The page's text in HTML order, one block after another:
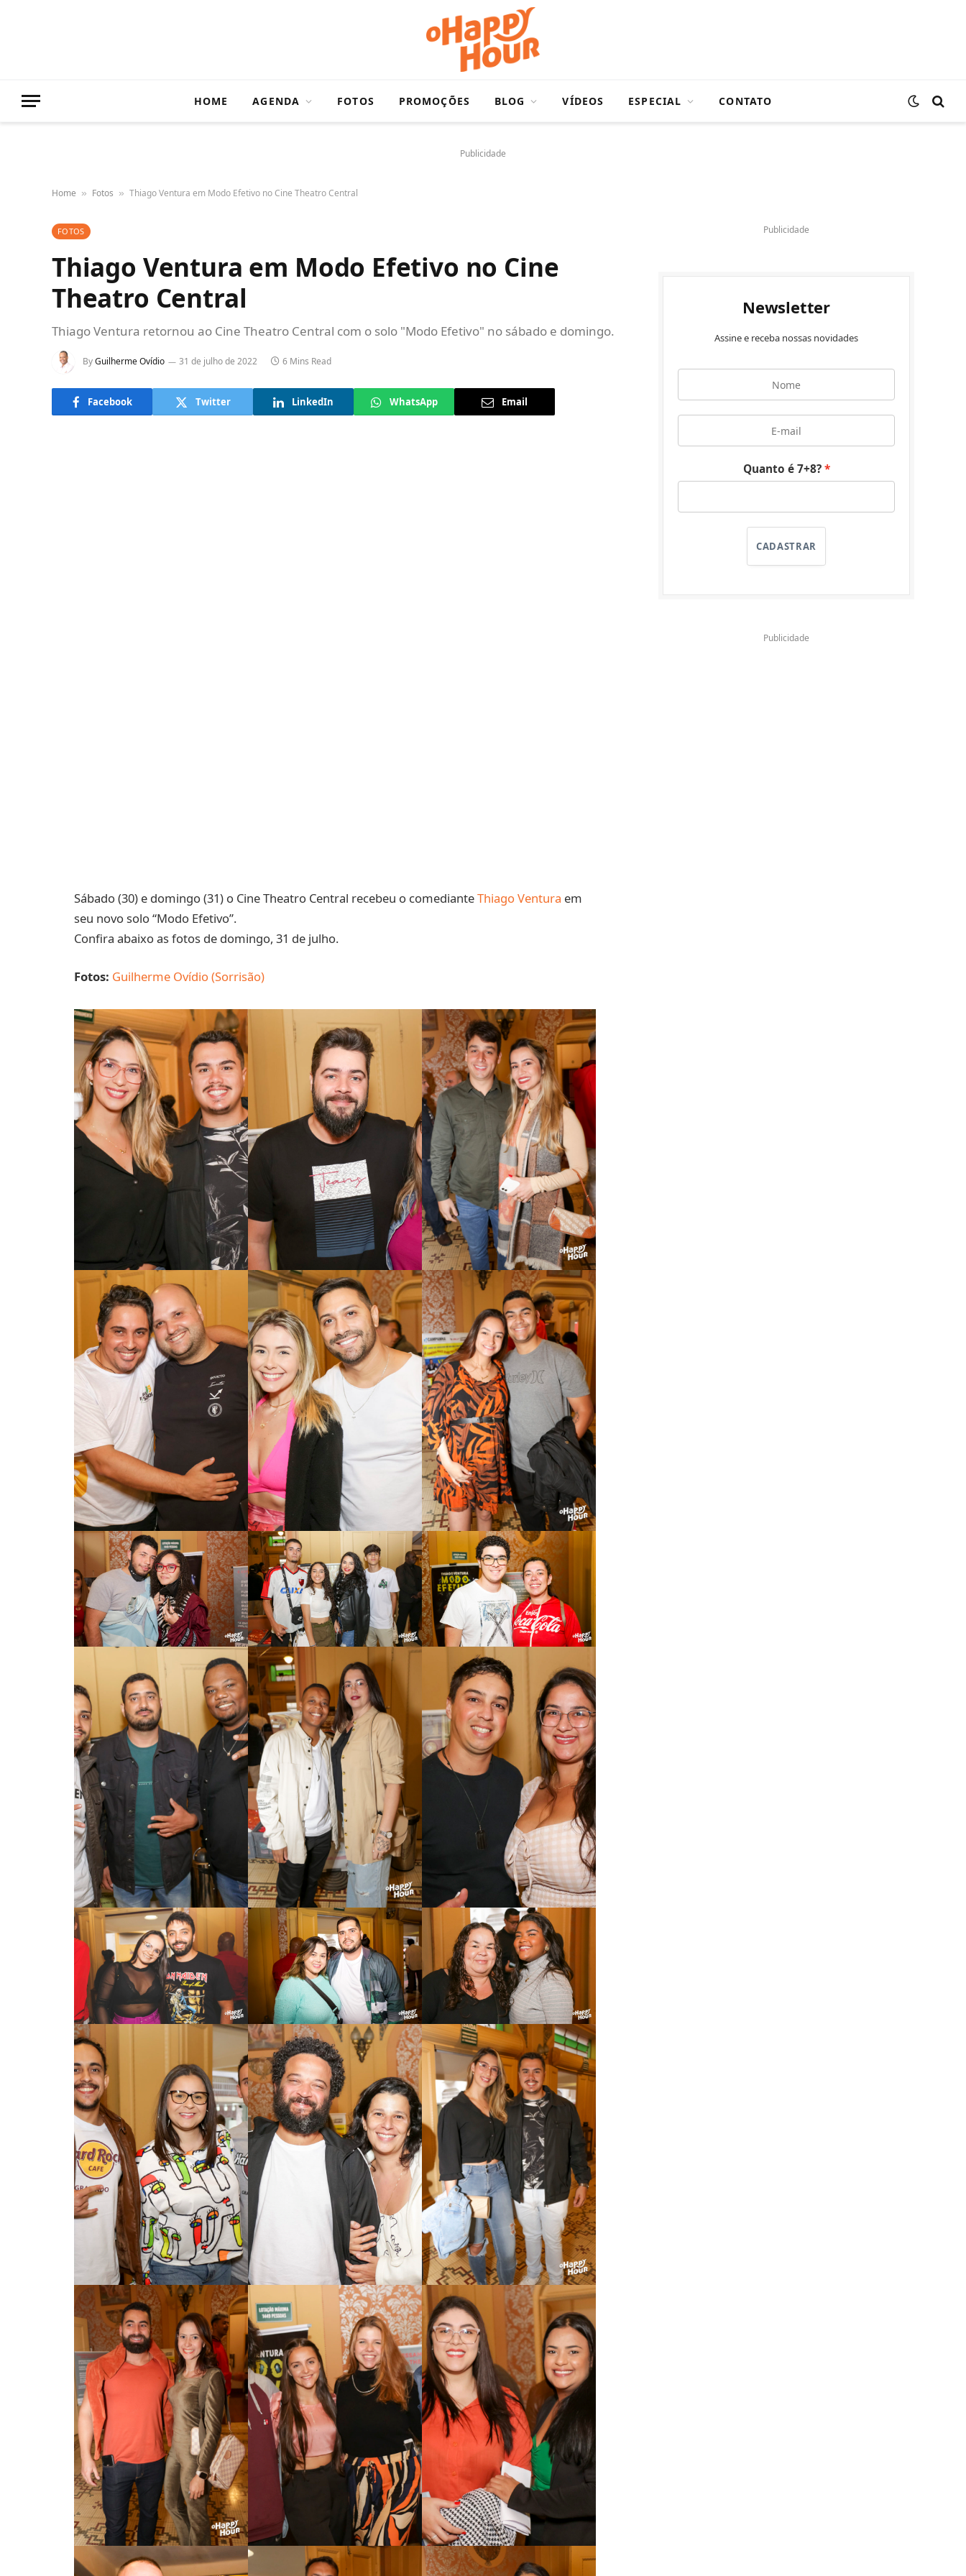
HOME AGENDA FOTOS PROMOÇÕES BLOG VÍDEOS ESPECIAL CONTATO
Publicidade
Home » Fotos » Thiago Ventura em Modo Efetivo no Cine Theatro Central
FOTOS
Thiago Ventura em Modo Efetivo no Cine
Theatro Central
Thiago Ventura retornou ao Cine Theatro Central com o solo "Modo Efetivo" no sábado e domingo.
ByGuilherme Ovídio 31 de julho de 2022 6 Mins Read
Facebook Twitter LinkedIn WhatsApp Email
Sábado (30) e domingo (31) o Cine Theatro Central recebeu o comedianteThiago Ventura em
seu novo solo “Modo Efetivo”.
Confira abaixo as fotos de domingo, 31 de julho.
Fotos: Guilherme Ovídio (Sorrisão)
Publicidade
Newsletter
Assine e receba nossas novidades
Quanto é 7+8?
CADASTRAR
Publicidade